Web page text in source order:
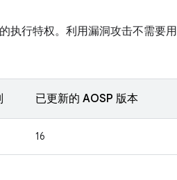
执行特权。利用漏洞攻击不需要用
已更新的 AOSP 版本
16